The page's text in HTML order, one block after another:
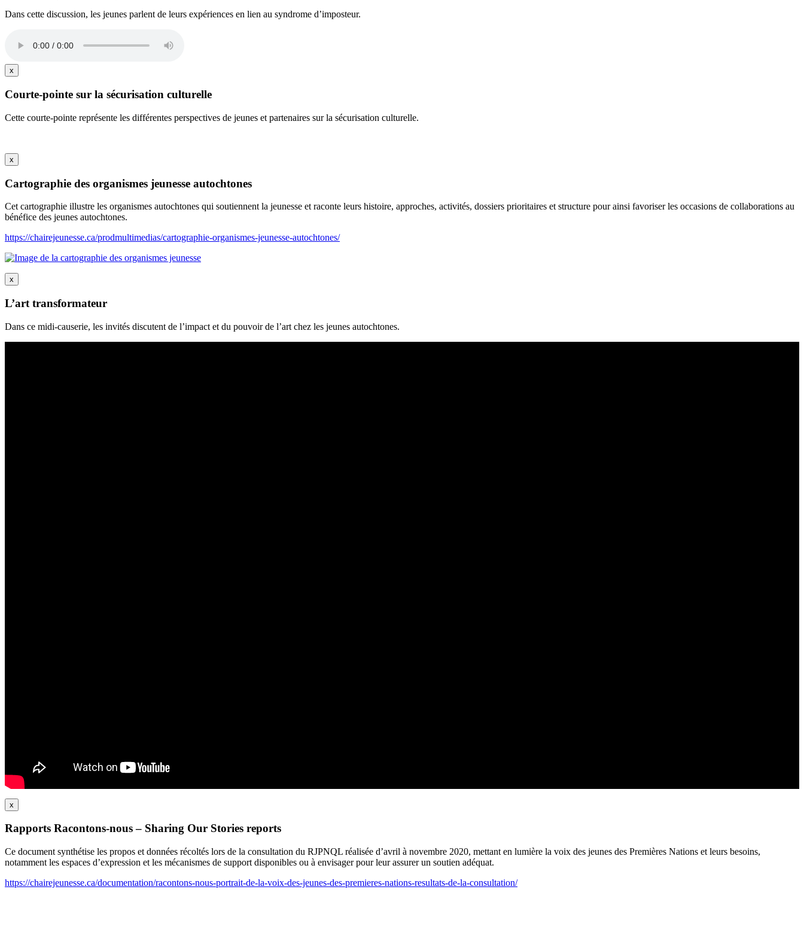
Dans cette discussion, les jeunes parlent de leurs expériences en lien au syndrome d’imposteur.
x
Courte-pointe sur la sécurisation culturelle
Cette courte-pointe représente les différentes perspectives de jeunes et partenaires sur la sécurisation culturelle.
x
Cartographie des organismes jeunesse autochtones
Cet cartographie illustre les organismes autochtones qui soutiennent la jeunesse et raconte leurs histoire, approches, activités, dossiers prioritaires et structure pour ainsi favoriser les occasions de collaborations au
bénéfice des jeunes autochtones.
https://chairejeunesse.ca/prodmultimedias/cartographie-organismes-jeunesse-autochtones/
x
L’art transformateur
Dans ce midi-causerie, les invités discutent de l’impact et du pouvoir de l’art chez les jeunes autochtones.
x
Rapports Racontons-nous – Sharing Our Stories reports
Ce document synthétise les propos et données récoltés lors de la consultation du RJPNQL réalisée d’avril à novembre 2020, mettant en lumière la voix des jeunes des Premières Nations et leurs besoins,
notamment les espaces d’expression et les mécanismes de support disponibles ou à envisager pour leur assurer un soutien adéquat.
https://chairejeunesse.ca/documentation/racontons-nous-portrait-de-la-voix-des-jeunes-des-premieres-nations-resultats-de-la-consultation/